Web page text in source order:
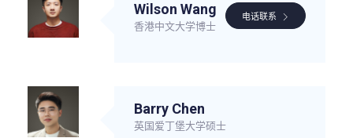
Wilson Wang
香港中文大学博士
电话联系
Barry Chen
英国爱丁堡大学硕士